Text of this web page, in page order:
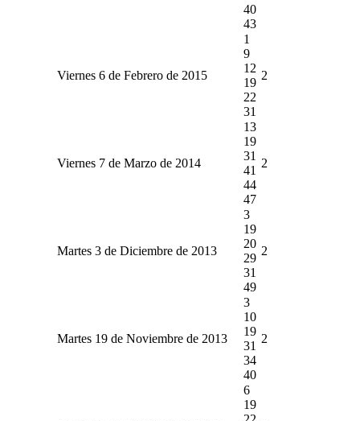
40
43
Viernes 6 de Febrero de 2015
1
9
12
19
22
31
2
Viernes 7 de Marzo de 2014
13
19
31
41
44
47
2
Martes 3 de Diciembre de 2013
3
19
20
29
31
49
2
Martes 19 de Noviembre de 2013
3
10
19
31
34
40
2
6
19